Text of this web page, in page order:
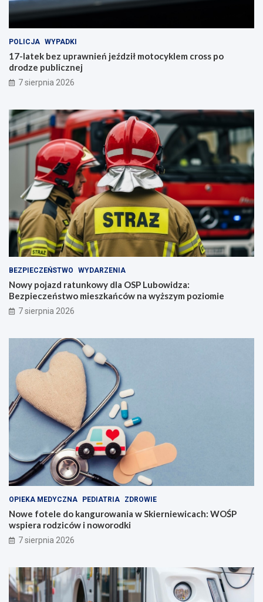
POLICJA WYPADKI
17-latek bez uprawnień jeździł motocyklem cross po
drodze publicznej
7 sierpnia 2026
BEZPIECZEŃSTWO WYDARZENIA
Nowy pojazd ratunkowy dla OSP Lubowidza:
Bezpieczeństwo mieszkańców na wyższym poziomie
7 sierpnia 2026
OPIEKA MEDYCZNA PEDIATRIA ZDROWIE
Nowe fotele do kangurowania w Skierniewicach: WOŚP
wspiera rodziców i noworodki
7 sierpnia 2026